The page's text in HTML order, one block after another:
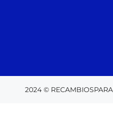
2024 ©